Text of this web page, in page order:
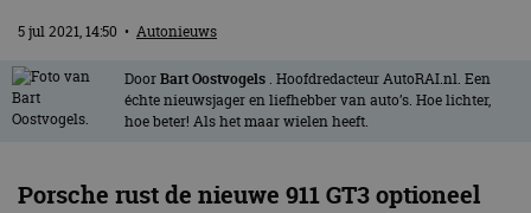
5 jul 2021, 14:50 • Autonieuws
DoorBart Oostvogels . Hoofdredacteur AutoRAI.nl. Een
échte nieuwsjager en liefhebber van auto’s. Hoe lichter,
hoe beter! Als het maar wielen heeft.
Porsche rust de nieuwe 911 GT3 optioneel